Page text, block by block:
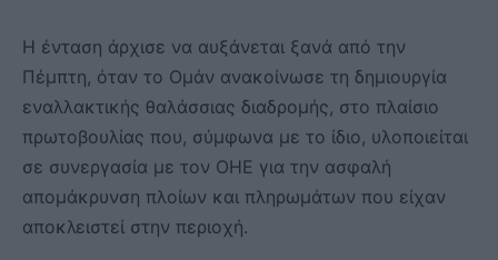
Η ένταση άρχισε να αυξάνεται ξανά από την
Πέμπτη, όταν το Ομάν ανακοίνωσε τη δημιουργία
εναλλακτικής θαλάσσιας διαδρομής, στο πλαίσιο
πρωτοβουλίας που, σύμφωνα με το ίδιο, υλοποιείται
σε συνεργασία με τον ΟΗΕ για την ασφαλή
απομάκρυνση πλοίων και πληρωμάτων που είχαν
αποκλειστεί στην περιοχή.